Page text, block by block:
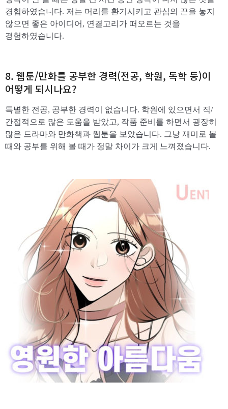
경험하였습니다. 저는 머리를 환기시키고 관심의 끈을 놓지
않으면 좋은 아이디어, 연결고리가 떠오르는 것을
경험하였습니다.
8. 웹툰/만화를 공부한 경력(전공, 학원, 독학 등)이
어떻게 되시나요?
특별한 전공, 공부한 경력이 없습니다. 학원에 있으면서 직/
간접적으로 많은 도움을 받았고, 작품 준비를 하면서 굉장히
많은 드라마와 만화책과 웹툰을 보았습니다. 그냥 재미로 볼
때와 공부를 위해 볼 때가 정말 차이가 크게 느껴졌습니다.